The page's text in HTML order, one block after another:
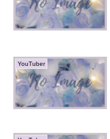
YouTuber